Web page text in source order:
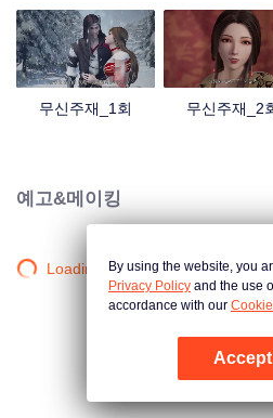
다시 한번 무도길을 밟았다.
무신주재_1회 무신주재_2
예고&메이킹
Loading…By using the website, you
Privacy Policy and the use
accordance with our
Accept